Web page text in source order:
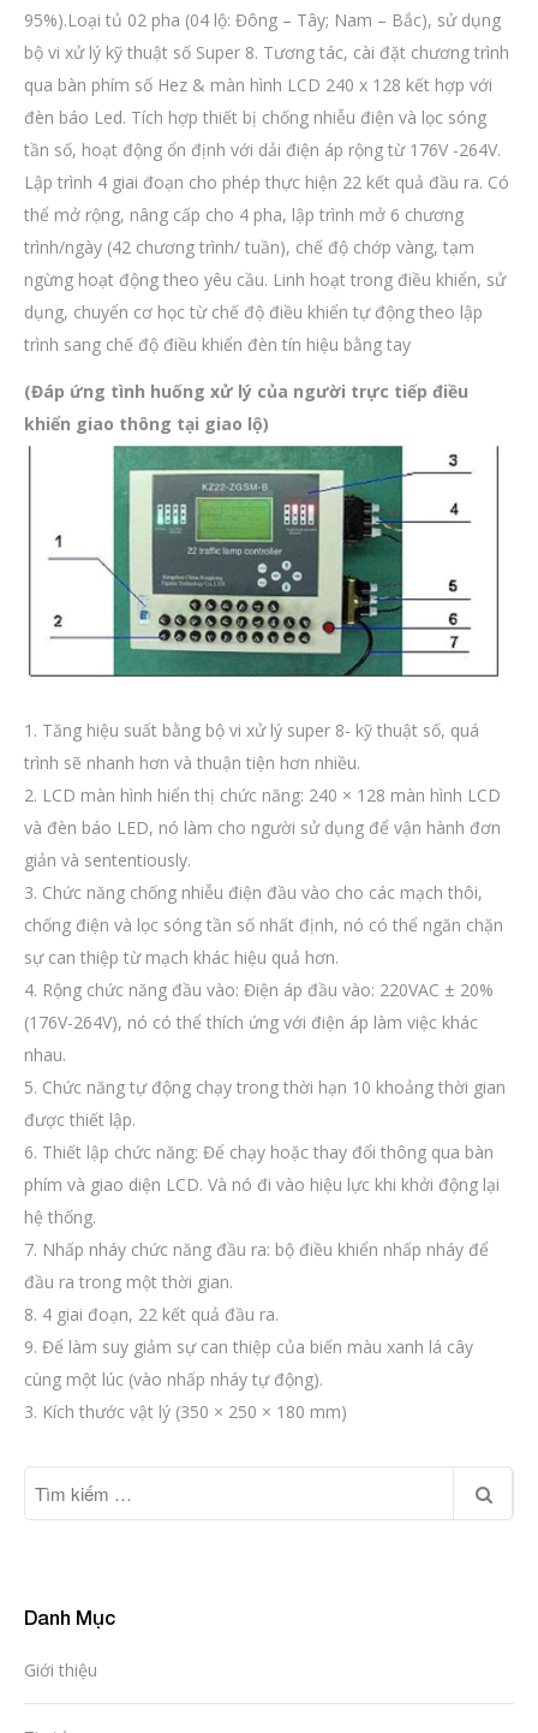
95%).Loại tủ 02 pha (04 lộ: Đông – Tây; Nam – Bắc), sử dụng
bộ vi xử lý kỹ thuật số Super 8. Tương tác, cài đặt chương trình
qua bàn phím số Hez & màn hình LCD 240 x 128 kết hợp với
đèn báo Led. Tích hợp thiết bị chống nhiễu điện và lọc sóng
tần số, hoạt động ổn định với dải điện áp rộng từ 176V -264V.
Lập trình 4 giai đoạn cho phép thực hiện 22 kết quả đầu ra. Có
thể mở rộng, nâng cấp cho 4 pha, lập trình mở 6 chương
trình/ngày (42 chương trình/ tuần), chế độ chớp vàng, tạm
ngừng hoạt động theo yêu cầu. Linh hoạt trong điều khiển, sử
dụng, chuyển cơ học từ chế độ điều khiển tự động theo lập
trình sang chế độ điều khiển đèn tín hiệu bằng tay
(Đáp ứng tình huống xử lý của người trực tiếp điều
khiển giao thông tại giao lộ)
1. Tăng hiệu suất bằng bộ vi xử lý super 8- kỹ thuật số, quá
trình sẽ nhanh hơn và thuận tiện hơn nhiều.
2. LCD màn hình hiển thị chức năng: 240 × 128 màn hình LCD
và đèn báo LED, nó làm cho người sử dụng để vận hành đơn
giản và sententiously.
3. Chức năng chống nhiễu điện đầu vào cho các mạch thôi,
chống điện và lọc sóng tần số nhất định, nó có thể ngăn chặn
sự can thiệp từ mạch khác hiệu quả hơn.
4. Rộng chức năng đầu vào: Điện áp đầu vào: 220VAC ± 20%
(176V-264V), nó có thể thích ứng với điện áp làm việc khác
nhau.
5. Chức năng tự động chạy trong thời hạn 10 khoảng thời gian
được thiết lập.
6. Thiết lập chức năng: Để chạy hoặc thay đổi thông qua bàn
phím và giao diện LCD. Và nó đi vào hiệu lực khi khởi động lại
hệ thống.
7. Nhấp nháy chức năng đầu ra: bộ điều khiển nhấp nháy để
đầu ra trong một thời gian.
8. 4 giai đoạn, 22 kết quả đầu ra.
9. Để làm suy giảm sự can thiệp của biến màu xanh lá cây
cùng một lúc (vào nhấp nháy tự động).
3. Kích thước vật lý (350 × 250 × 180 mm)
Danh Mục
Giới thiệu